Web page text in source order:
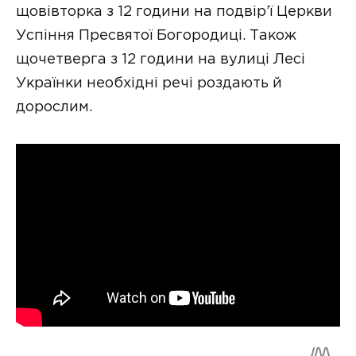
щовівторка з 12 години на подвір’ї Церкви
Успіння Пресвятої Богородиці. Також
щочетверга з 12 години на вулиці Лесі
Українки необхідні речі роздають й
дорослим.